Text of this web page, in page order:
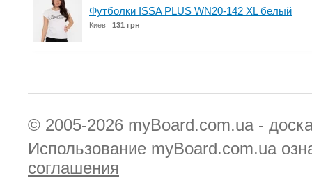
Футболки ISSA PLUS WN20-142 XL белый
Киев 131 грн
© 2005-2026 myBoard.com.ua -
Использование myBoard.com.ua
соглашения